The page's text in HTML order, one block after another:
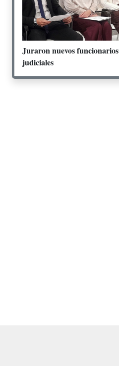
Juraron nuevos funcionarios
judiciales